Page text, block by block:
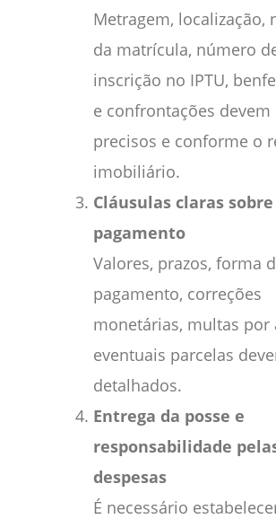
Metragem, localização,
da matrícula, número
inscrição no IPTU,
e confrontações devem
precisos e conforme o
imobiliário.
Cláusulas claras sobre
pagamento
Valores, prazos, forma
pagamento, correções
monetárias, multas por
eventuais parcelas
detalhados.
Entrega da posse e
responsabilidade
despesas
É necessário